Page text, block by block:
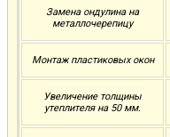
Замена ондулина на
металлочерепицу
Монтаж пластиковых окон
Увеличение толщины
утеплителя на 50 мм.